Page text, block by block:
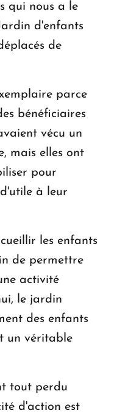
qui nous a le
d'enfants
de
parce
bénéficiaires
vécu un
mais elles ont
pour
à leur
les enfants
de permettre
activité
le jardin
des enfants
un véritable
tout perdu
d'action est